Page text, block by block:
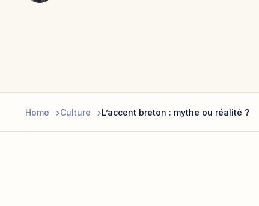
Home Culture L’accent breton : mythe ou réalité ?